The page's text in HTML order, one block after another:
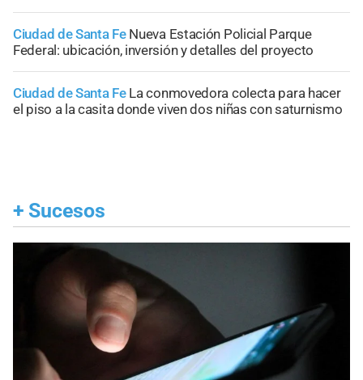
Ciudad de Santa Fe Nueva Estación Policial Parque
Federal: ubicación, inversión y detalles del proyecto
Ciudad de Santa Fe La conmovedora colecta para hacer
el piso a la casita donde viven dos niñas con saturnismo
+ Sucesos